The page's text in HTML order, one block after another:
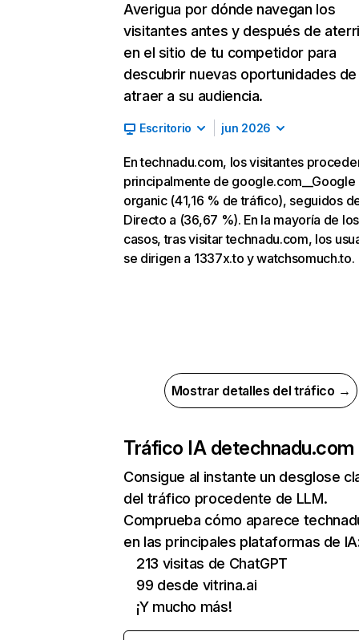
Averigua por dónde navegan los
visitantes antes y después de
en el sitio de tu competidor para
descubrir nuevas oportunidades de
atraer a su audiencia.
Escritorio jun 2026
En technadu.com, los visitantes
principalmente de google.com__Google
organic (41,16 % de tráfico), seguidos
Directo a (36,67 %). En la mayoría de los
casos, tras visitar technadu.com, los
se dirigen a 1337x.to y watchsomuch.to.
Mostrar detalles del tráfico →
Tráfico IA detechnadu.com
Consigue al instante un desglose
del tráfico procedente de LLM.
Comprueba cómo aparece
en las principales plataformas de
213 visitas de ChatGPT
99 desde vitrina.ai
¡Y mucho más!